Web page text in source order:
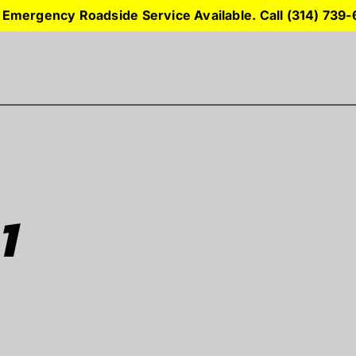
Roadside Service Available. Call (314)